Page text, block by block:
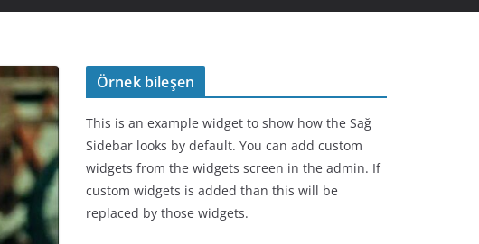
Örnek bileşen
This is an example widget to show how the Sağ
Sidebar looks by default. You can add custom
widgets from the widgets screen in the admin. If
custom widgets is added than this will be
replaced by those widgets.